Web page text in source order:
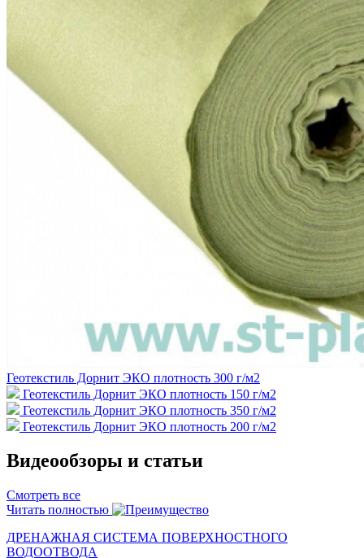
Геотекстиль Дорнит ЭКО плотность 300 г/м2
Геотекстиль Дорнит ЭКО плотность 150 г/м2
Геотекстиль Дорнит ЭКО плотность 350 г/м2
Геотекстиль Дорнит ЭКО плотность 200 г/м2
Видеообзоры и статьи
Смотреть все
Читать полностью
ДРЕНАЖНАЯ СИСТЕМА ПОВЕРХНОСТНОГО
ВОДООТВОДА